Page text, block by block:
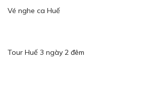
Vé nghe ca Huế
Tour Huế 3 ngày 2 đêm